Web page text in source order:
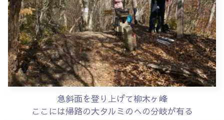
急斜面を登り上げて柳木ヶ峰
ここには帰路の大タルミのへの分岐が有る